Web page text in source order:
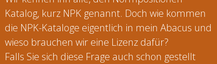
Katalog, kurz NPK genannt. Doch wie kommen
die NPK-Kataloge eigentlich in mein Abacus und
wieso brauchen wir eine Lizenz dafür?
Falls Sie sich diese Frage auch schon gestellt